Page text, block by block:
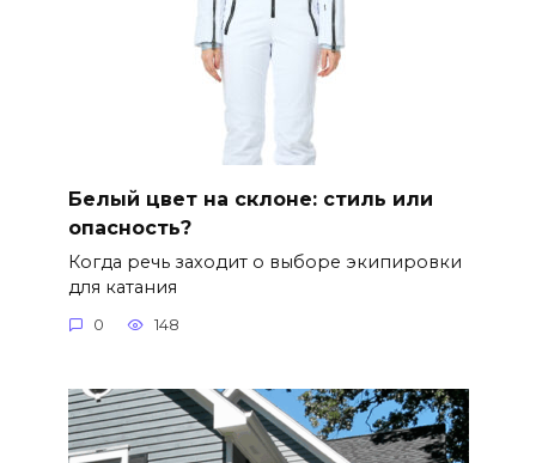
Белый цвет на склоне: стиль или
опасность?
Когда речь заходит о выборе экипировки
для катания
0 148